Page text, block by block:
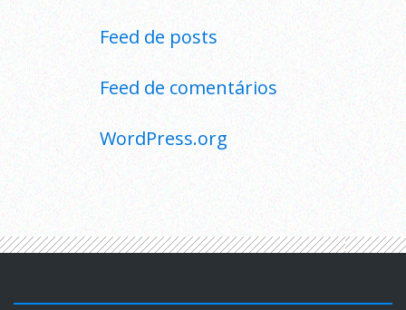
Feed de posts
Feed de comentários
WordPress.org